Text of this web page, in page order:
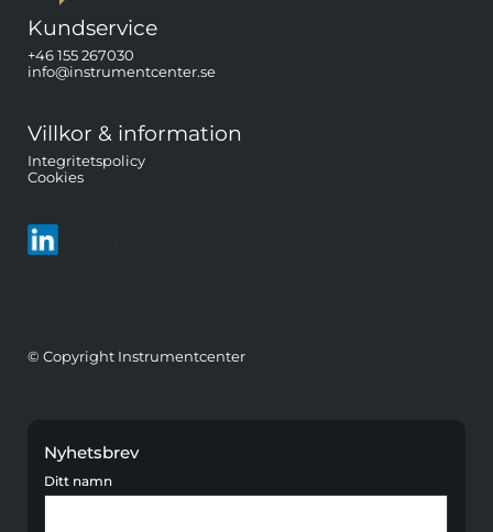
Kundservice
+46 155 267030
info@instrumentcenter.se
Villkor & information
Integritetspolicy
Cookies
© Copyright Instrumentcenter
Nyhetsbrev
Ditt namn